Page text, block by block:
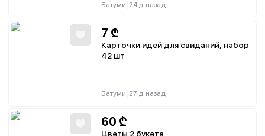
Батуми 24 д. назад
7 ₾
Карточки идей для свиданий, набор
42 шт
Батуми 27 д. назад
60 ₾
Цветы 2 букета